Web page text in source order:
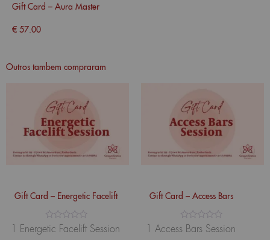
Gift Card – Aura Master
€ 57.00
Outros tambem compraram
Gift Card – Energetic Facelift
Avaliação
0
1 Energetic Facelift Session
Gift Card – Access Bars
Avaliação
0
1 Access Bars Session